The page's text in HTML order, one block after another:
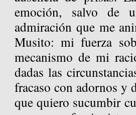
emoción, salvo de
admiración que me
Musito: mi fuerza
mecanismo de mi
dadas las
fracaso con adornos y
que quiero sucumbir